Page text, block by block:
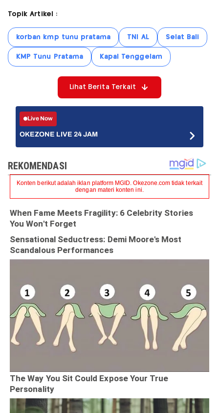
Topik Artikel :
korban kmp tunu pratama TNI AL Selat Bali
KMP Tunu Pratama Kapal Tenggelam
Lihat Berita Terkait
Live Now
OKEZONE LIVE 24 JAM